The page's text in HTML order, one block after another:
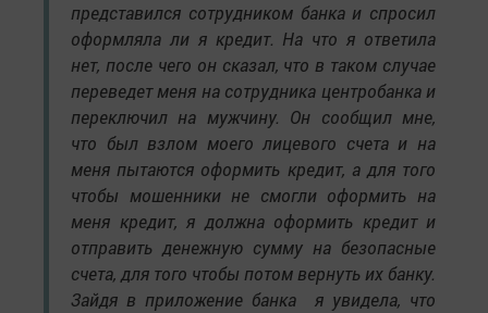
представился сотрудником банка и спросил
оформляла ли я кредит. На что я ответила
нет, после чего он сказал, что в таком случае
переведет меня на сотрудника центробанка и
переключил на мужчину. Он сообщил мне,
что был взлом моего лицевого счета и на
меня пытаются оформить кредит, а для того
чтобы мошенники не смогли оформить на
меня кредит, я должна оформить кредит и
отправить денежную сумму на безопасные
счета, для того чтобы потом вернуть их банку.
Зайдя в приложение банка я увидела, что